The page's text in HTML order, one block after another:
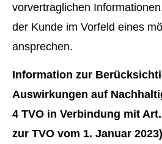
vorvertraglichen
der Kunde im Vorfeld eines
ansprechen.
Information zur
Auswirkungen auf
4 TVO in Verbindung mit
zur TVO vom 1. Januar 2023)